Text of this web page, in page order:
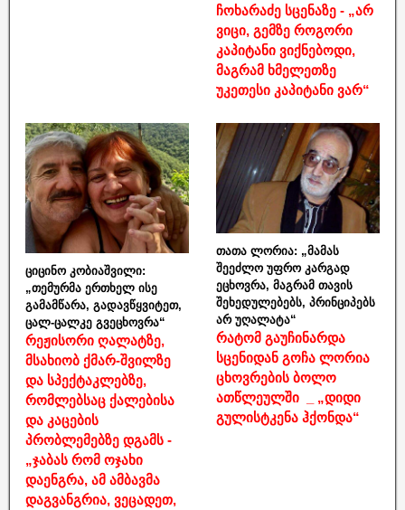
ჩოხარაძე სცენაზე - „არ
ვიცი, გემზე როგორი
კაპიტანი ვიქნებოდი,
მაგრამ ხმელეთზე
უკეთესი კაპიტანი ვარ“
ციცინო კობიაშვილი:
„თემურმა ერთხელ ისე
გამამწარა, გადავწყვიტეთ,
ცალ-ცალკე გვეცხოვრა“
რეჟისორი ღალატზე,
მსახიობ ქმარ-შვილზე
და სპექტაკლებზე,
რომლებსაც ქალებისა
და კაცების
პრობლემებზე დგამს -
„ჯაბას რომ ოჯახი
დაენგრა, ამ ამბავმა
დაგვანგრია, ვეცადეთ,
თათა ლორია: „მამას
შეეძლო უფრო კარგად
ეცხოვრა, მაგრამ თავის
შეხედულებებს, პრინციპებს
არ უღალატა“
რატომ გაუჩინარდა
სცენიდან გოჩა ლორია
ცხოვრების ბოლო
ათწლეულში _ „დიდი
გულისტკენა ჰქონდა“